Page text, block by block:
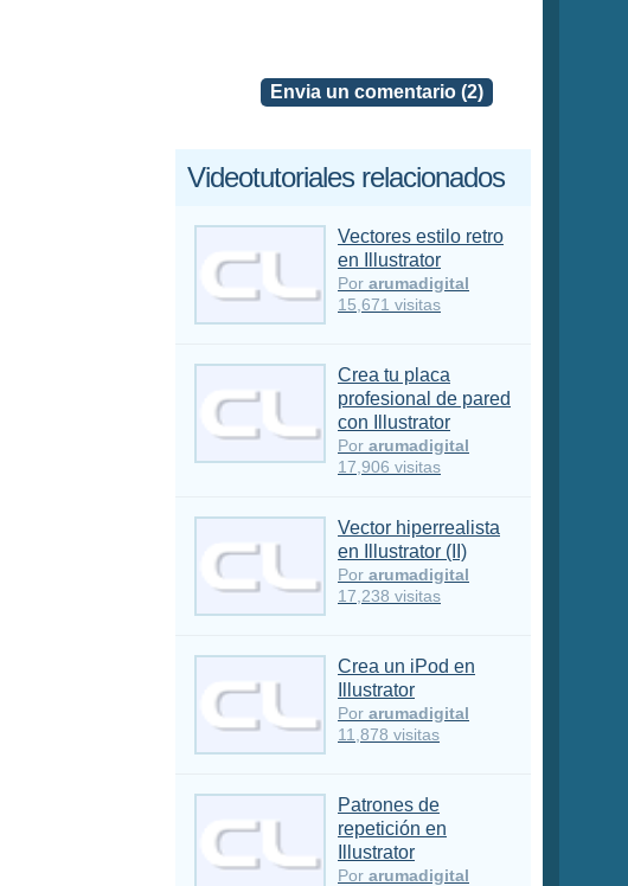
Envia un comentario (2)
Videotutoriales relacionados
Vectores estilo retro
en Illustrator
Por arumadigital
15,671 visitas
Crea tu placa
profesional de pared
con Illustrator
Por arumadigital
17,906 visitas
Vector hiperrealista
en Illustrator (II)
Por arumadigital
17,238 visitas
Crea un iPod en
Illustrator
Por arumadigital
11,878 visitas
Patrones de
repetición en
Illustrator
Por arumadigital